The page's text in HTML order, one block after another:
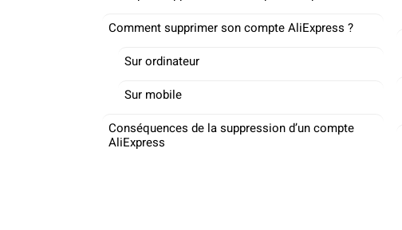
Comment supprimer son compte AliExpress ?
Sur ordinateur
Sur mobile
Conséquences de la suppression d’un compte
AliExpress